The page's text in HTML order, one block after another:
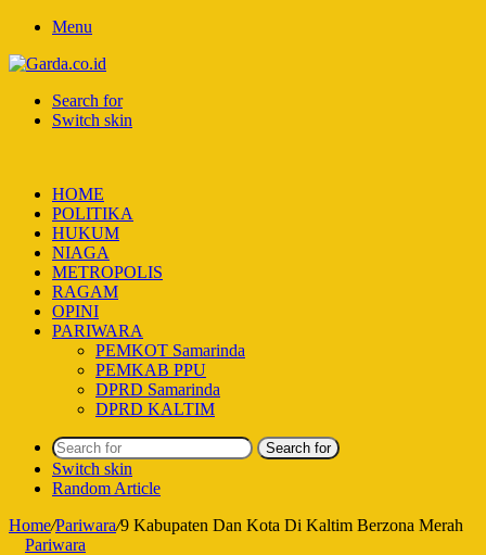
Menu
Search for
Switch skin
HOME
POLITIKA
HUKUM
NIAGA
METROPOLIS
RAGAM
OPINI
PARIWARA
PEMKOT Samarinda
PEMKAB PPU
DPRD Samarinda
DPRD KALTIM
Search for
Switch skin
Random Article
Home/Pariwara/9 Kabupaten Dan Kota Di Kaltim Berzona Merah
Pariwara